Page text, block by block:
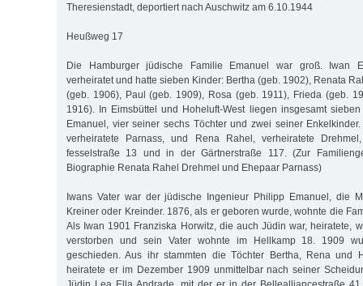
Theresienstadt, deportiert nach Auschwitz am 6.10.1944
Heußweg 17
Die Hamburger jüdische Familie Emanuel war groß. Iwan
verheiratet und hatte sieben Kinder: Bertha (geb. 1902), Renata
(geb. 1906), Paul (geb. 1909), Rosa (geb. 1911), Frieda (geb.
1916). In Eimsbüttel und Hoheluft-West liegen insgesamt
Emanuel, vier seiner sechs Töchter und zwei seiner
verheiratete Parnass, und Rena Rahel, verheiratete
fesselstraße 13 und in der Gärtnerstraße 117. (Zur
Biographie Renata Rahel Drehmel und Ehepaar Parnass)
Iwans Vater war der jüdische Ingenieur Philipp Emanuel, die
Kreiner oder Kreinder. 1876, als er geboren wurde, wohnte die
Als Iwan 1901 Franziska Horwitz, die auch Jüdin war, heiratete,
verstorben und sein Vater wohnte im Hellkamp 18. 1909
geschieden. Aus ihr stammten die Töchter Bertha, Rena und
heiratete er im Dezember 1909 unmittelbar nach seiner